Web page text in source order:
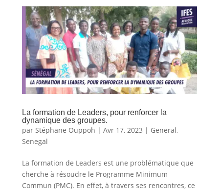
La formation de Leaders, pour renforcer la
dynamique des groupes.
par Stéphane Ouppoh | Avr 17, 2023 | General,
Senegal
La formation de Leaders est une problématique que
cherche à résoudre le Programme Minimum
Commun (PMC). En effet, à travers ses rencontres, ce